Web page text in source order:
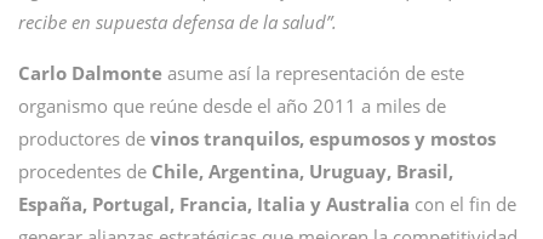
recibe en supuesta defensa de la salud”.
Carlo Dalmonte asume así la representación de este
organismo que reúne desde el año 2011 a miles de
productores de vinos tranquilos, espumosos y mostos
procedentes de Chile, Argentina, Uruguay, Brasil,
España, Portugal, Francia, Italia y Australia con el fin de